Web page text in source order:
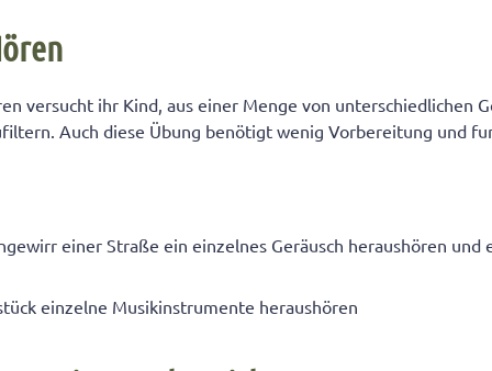
versucht ihr Kind, aus einer Menge von unterschiedlichen
Auch diese Übung benötigt wenig Vorbereitung und
einer Straße ein einzelnes Geräusch heraushören und
einzelne Musikinstrumente heraushören